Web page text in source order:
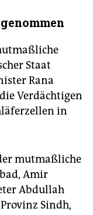
Staat
Rana
Verdächtigen
in
mutmaßliche
Amir
Abdullah
Sindh,